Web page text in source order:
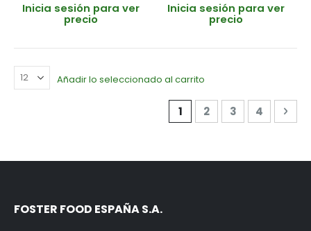
Inicia sesión para ver
precio
Inicia sesión para ver
precio
Página
Actualmente estás
1 Página
2 Página
3 Página
4
Añadir lo seleccionado al carrito
FOSTER FOOD ESPAÑA S.A.